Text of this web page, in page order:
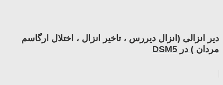
دیر انزالی (انزال دیررس ، تاخیر انزال ، اختلال ارگاسم
مردان ) در DSM5